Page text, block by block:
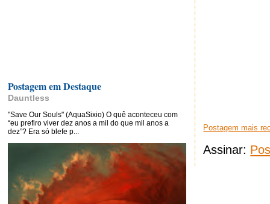
Postagem mais
Assinar:
Postagem em Destaque
Dauntless
"Save Our Souls" (AquaSixio) O quê aconteceu com
“eu prefiro viver dez anos a mil do que mil anos a
dez”? Era só blefe p...